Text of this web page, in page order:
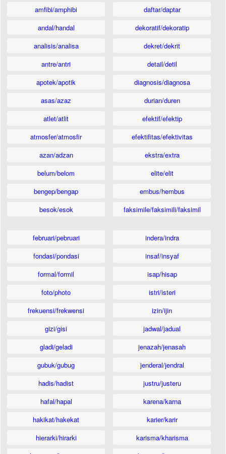
amfibi/amphibi
andal/handal
analisis/analisa
antre/antri
apotek/apotik
asas/azaz
atlet/atlit
atmosfer/atmosfir
azan/adzan
belum/belom
bengep/bengap
besok/esok
daftar/daptar
dekoratif/dekoratip
dekret/dekrit
detail/detil
diagnosis/diagnosa
durian/duren
efektif/efektip
efektifitas/efektivitas
ekstra/extra
elite/elit
embus/hembus
faksimile/faksimili/faksimil
februari/pebruari
fondasi/pondasi
formal/formil
foto/photo
frekuensi/frekwensi
gizi/gisi
gladi/geladi
gubuk/gubug
hadis/hadist
hafal/hapal
hakikat/hakekat
hierarki/hirarki
indera/indra
insaf/insyaf
isap/hisap
istri/isteri
izin/ijin
jadwal/jadual
jenazah/jenasah
jenderal/jendral
justru/justeru
karena/karna
karier/karir
karisma/kharisma